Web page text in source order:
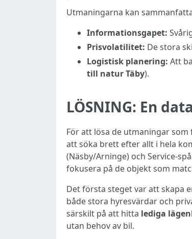
Utmaningarna kan
Informationsgapet:
Prisvolatilitet: De stora
Logistisk planering: Att
till natur Täby).
LÖSNING: En
För att lösa de utmaningar
att söka brett efter allt i hela
(Näsby/Arninge) och Service-
fokusera på de objekt som
Det första steget var att skapa
både stora hyresvärdar och
särskilt på att hitta lediga
utan behov av bil.